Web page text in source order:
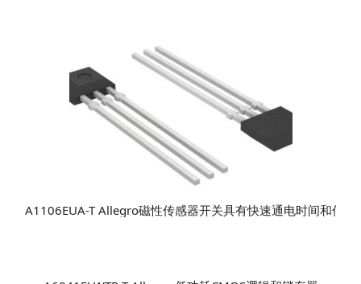
A1106EUA-T Allegro磁性传感器开关具有快速通电时间和低噪